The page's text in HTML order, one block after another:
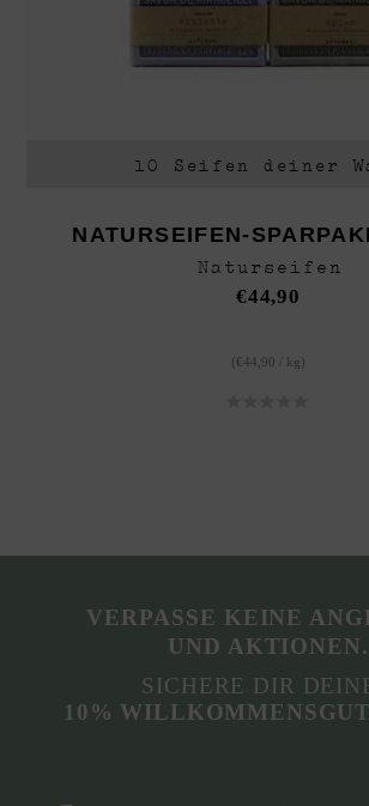
10 Seifen deiner
NATURSEIFEN-
Naturseifen
€44,90
( €44,90 kg )
VERPASSE KEINE
UND AKTIONEN.
SICHERE DIR
10%